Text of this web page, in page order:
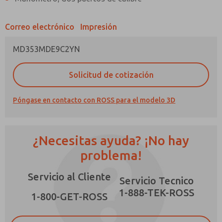
Correo electrónico Impresión
MD353MDE9C2YN
Solicitud de cotización
Póngase en contacto con ROSS para el modelo 3D
¿Necesitas ayuda? ¡No hay
problema!
Servicio al Cliente
1-800-GET-ROSS
Servicio Tecnico
1-888-TEK-ROSS
¿Método de Contacto Preferido?
Correo Electrónico
Teléfono
Envíenme actualizaciones periódicas sobre
*Sí, he leído la política de privacidad y acepto
que los datos que proporcione se recopilarán
y almacenarán electrónicamente. Mis datos se
destinados a procesar y responder a mi
solicitud. Al enviar el formulario de contacto,
acepto el procesamiento.
×